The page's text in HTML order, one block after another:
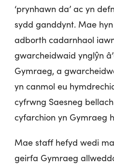
‘prynhawn da’ ac yn
sydd ganddynt. Mae
adborth cadarnhaol
gwarcheidwaid ynglŷn
Gymraeg, a
yn canmol eu
cyfrwng Saesneg
cyfarchion yn Gymraeg
Mae staff hefyd wedi
geirfa Gymraeg